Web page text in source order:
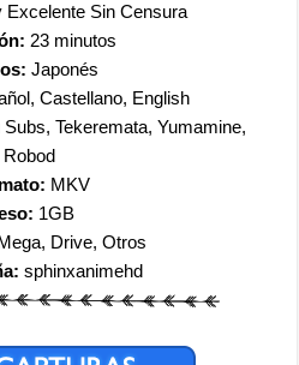
Excelente Sin Censura
23 minutos
Japonés
Castellano, English
Tekeremata, Yumamine,
Robod
MKV
1GB
Mega, Drive, Otros
sphinxanimehd